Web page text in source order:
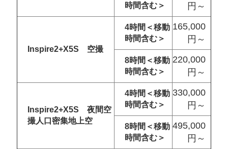
時間含む＞
円～
Inspire2+X5S 空撮
4時間＜移動
時間含む＞
165,000
円～
8時間＜移動
時間含む＞
220,000
円～
Inspire2+X5S 夜間空
撮人口密集地上空
4時間＜移動
時間含む＞
330,000
円～
8時間＜移動
時間含む＞
495,000
円～